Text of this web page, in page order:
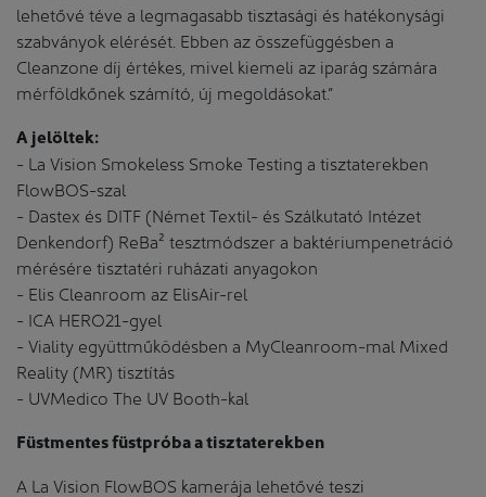
lehetővé téve a legmagasabb tisztasági és hatékonysági
szabványok elérését. Ebben az összefüggésben a
Cleanzone díj értékes, mivel kiemeli az iparág számára
mérföldkőnek számító, új megoldásokat.”
A jelöltek:
- La Vision Smokeless Smoke Testing a tisztaterekben
FlowBOS-szal
- Dastex és DITF (Német Textil- és Szálkutató Intézet
Denkendorf) ReBa² tesztmódszer a baktériumpenetráció
mérésére tisztatéri ruházati anyagokon
- Elis Cleanroom az ElisAir-rel
- ICA HERO21-gyel
- Viality együttműködésben a MyCleanroom-mal Mixed
Reality (MR) tisztítás
- UVMedico The UV Booth-kal
Füstmentes füstpróba a tisztaterekben
A La Vision FlowBOS kamerája lehetővé teszi